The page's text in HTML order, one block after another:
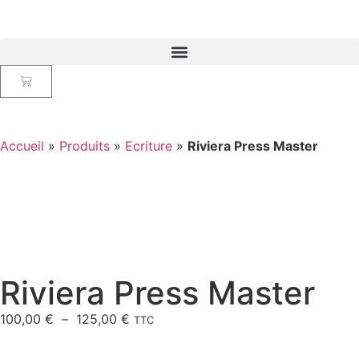
Accueil » Produits » Ecriture » Riviera Press Master
Riviera Press Master
100,00 € – 125,00 € TTC